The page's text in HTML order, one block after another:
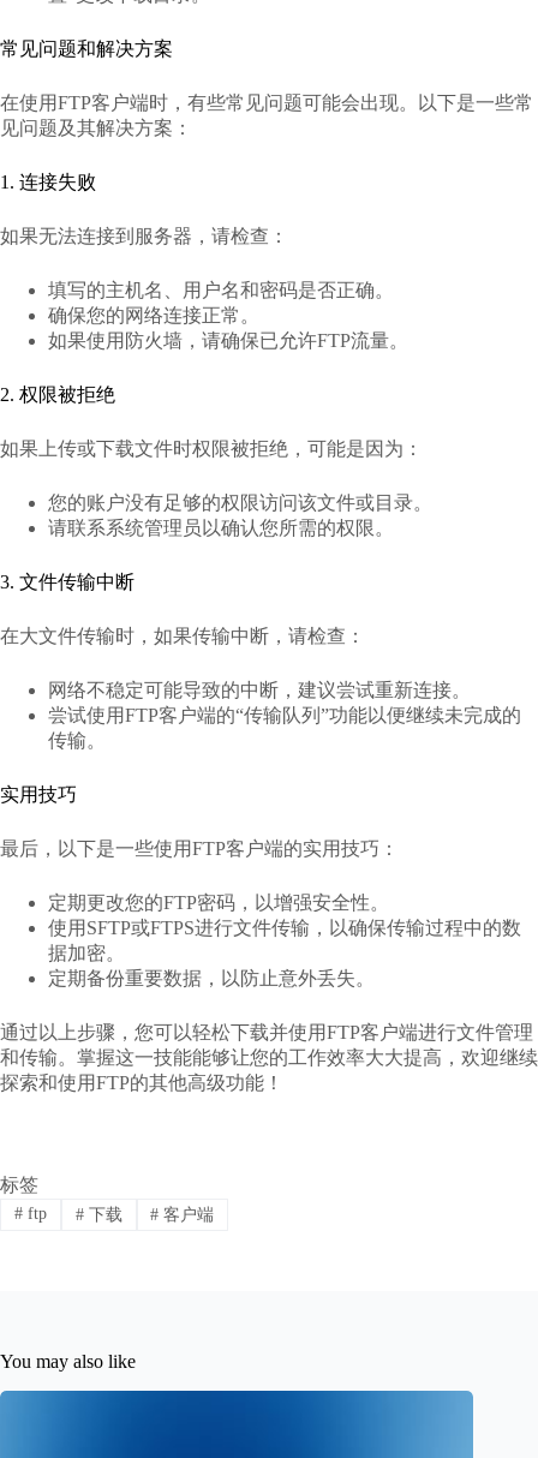
常见问题和解决方案
在使用FTP客户端时，有些常见问题可能会出现。以下是一些常
见问题及其解决方案：
1. 连接失败
如果无法连接到服务器，请检查：
填写的主机名、用户名和密码是否正确。
确保您的网络连接正常。
如果使用防火墙，请确保已允许FTP流量。
2. 权限被拒绝
如果上传或下载文件时权限被拒绝，可能是因为：
您的账户没有足够的权限访问该文件或目录。
请联系系统管理员以确认您所需的权限。
3. 文件传输中断
在大文件传输时，如果传输中断，请检查：
网络不稳定可能导致的中断，建议尝试重新连接。
尝试使用FTP客户端的“传输队列”功能以便继续未完成的
传输。
实用技巧
最后，以下是一些使用FTP客户端的实用技巧：
定期更改您的FTP密码，以增强安全性。
使用SFTP或FTPS进行文件传输，以确保传输过程中的数
据加密。
定期备份重要数据，以防止意外丢失。
通过以上步骤，您可以轻松下载并使用FTP客户端进行文件管理
和传输。掌握这一技能能够让您的工作效率大大提高，欢迎继续
探索和使用FTP的其他高级功能！
标签
#ftp #下载 # 客户端
You may also like